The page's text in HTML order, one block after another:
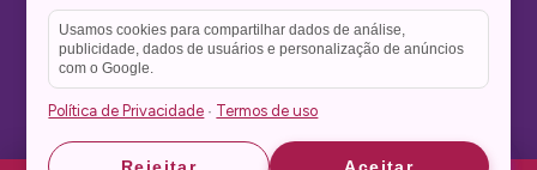
Nos siga noTwitter
Salve no
Usamos cookies para compartilhar dados de análise,
publicidade, dados de usuários e personalização de anúncios
com o Google.
Política de Privacidade · Termos de uso